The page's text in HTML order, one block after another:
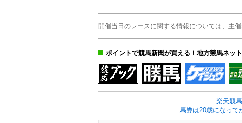
開催当日のレースに関する情報については、主
ポイントで競馬新聞が買える！地方競馬ネッ
楽天競
馬券は20歳になって